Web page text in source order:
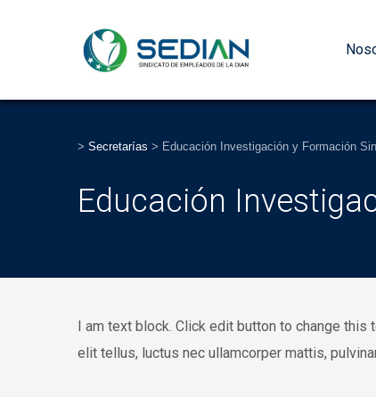
> Secretarías > Educación Investigación y Formación
Educación
I am text block. Click edit button to change
elit tellus, luctus nec ullamcorper mattis,